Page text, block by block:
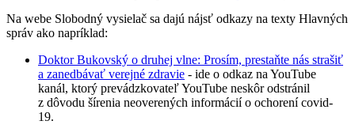
Na webe Slobodný vysielač sa dajú nájsť odkazy na texty Hlavných
správ ako napríklad:
Doktor Bukovský o druhej vlne: Prosím, prestaňte nás strašiť
a zanedbávať verejné zdravie - ide o odkaz na YouTube
kanál, ktorý prevádzkovateľ YouTube neskôr odstránil
z dôvodu šírenia neoverených informácií o ochorení covid-
19.